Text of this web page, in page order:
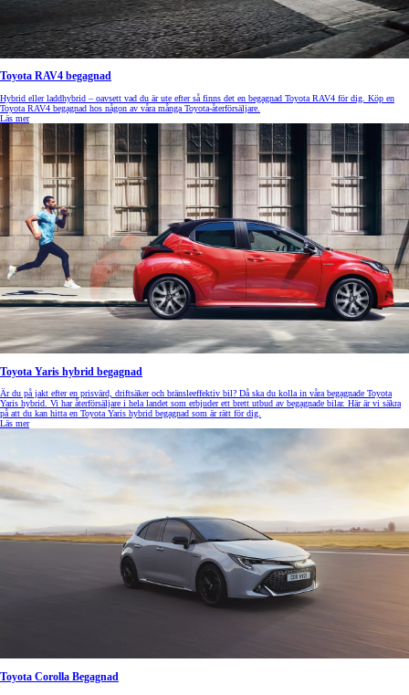
Toyota RAV4 begagnad
Hybrid eller laddhybrid – oavsett vad du är ute efter så finns det en begagnad Toyota RAV4 för dig. Köp en
Toyota RAV4 begagnad hos någon av våra många Toyota-återförsäljare.
Läs mer
Toyota Yaris hybrid begagnad
Är du på jakt efter en prisvärd, driftsäker och bränsleeffektiv bil? Då ska du kolla in våra begagnade Toyota
Yaris hybrid. Vi har återförsäljare i hela landet som erbjuder ett brett utbud av begagnade bilar. Här är vi säkra
på att du kan hitta en Toyota Yaris hybrid begagnad som är rätt för dig.
Läs mer
Toyota Corolla Begagnad